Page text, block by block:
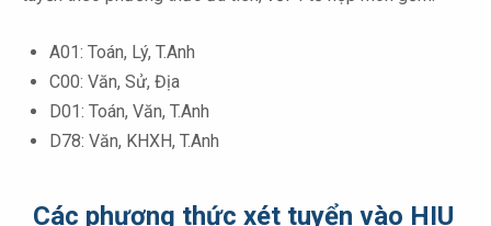
A01: Toán, Lý, T.Anh
C00: Văn, Sử, Địa
D01: Toán, Văn, T.Anh
D78: Văn, KHXH, T.Anh
Các phương thức xét tuyển vào HIU